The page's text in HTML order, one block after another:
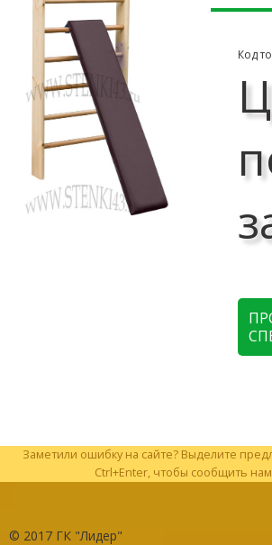
Код
Заметили ошибку на сайте? Выделите
Ctrl+Enter, чтобы сообщить
© 2017 ГК "Лидер"